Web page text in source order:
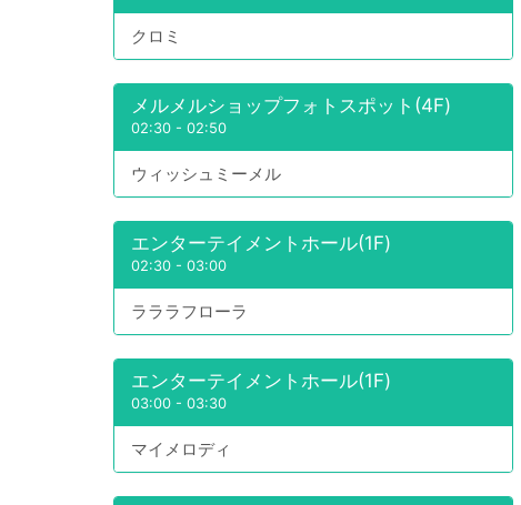
クロミ
メルメルショップフォトスポット(4F)
02:30 - 02:50
ウィッシュミーメル
エンターテイメントホール(1F)
02:30 - 03:00
ラララフローラ
エンターテイメントホール(1F)
03:00 - 03:30
マイメロディ